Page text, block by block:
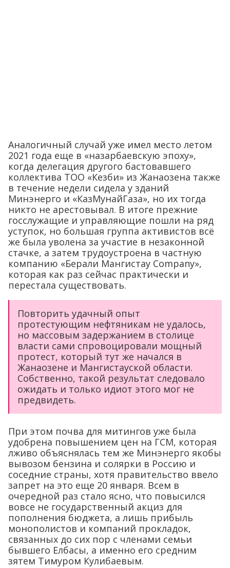
Аналогичный случай уже имел место летом
2021 года еще в «назарбаевскую эпоху»,
когда делегация другого бастовавшего
коллектива ТОО «Кезби» из Жанаозена также
в течение недели сидела у зданий
Минэнерго и «КазМунайГаза», но их тогда
никто не арестовывал. В итоге прежние
госслужащие и управляющие пошли на ряд
уступок, но большая группа активистов всё
же была уволена за участие в незаконной
стачке, а затем трудоустроена в частную
компанию «Берали Мангистау Company»,
которая как раз сейчас практически и
перестала существовать.
Повторить удачный опыт
протестующим нефтяникам не удалось,
но массовым задержанием в столице
власти сами спровоцировали мощный
протест, который тут же начался в
Жанаозене и Мангистауской области.
Собственно, такой результат следовало
ожидать и только идиот этого мог не
предвидеть.
При этом почва для митингов уже была
удобрена повышением цен на ГСМ, которая
лживо объяснялась тем же Минэнерго якобы
вывозом бензина и солярки в Россию и
соседние страны, хотя правительство ввело
запрет на это еще 20 января. Всем в
очередной раз стало ясно, что повысился
вовсе не государственный акциз для
пополнения бюджета, а лишь прибыль
монополистов и компаний прокладок,
связанных до сих пор с членами семьи
бывшего Елбасы, а именно его средним
зятем Тимуром Кулибаевым.